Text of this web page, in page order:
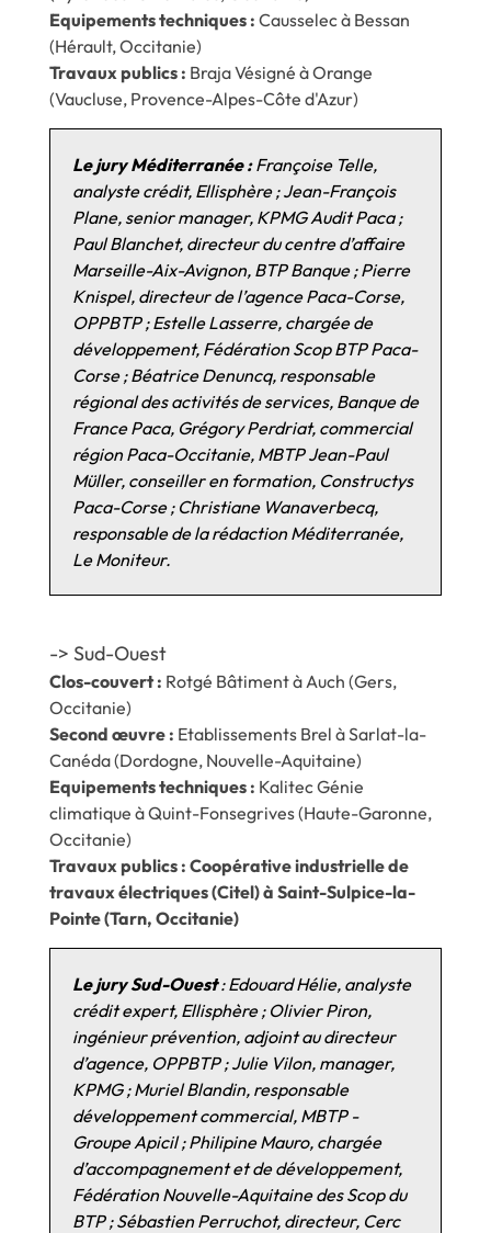
Equipements techniques : Causselec à Bessan
(Hérault, Occitanie)
Travaux publics : Braja Vésigné à Orange
(Vaucluse, Provence-Alpes-Côte d'Azur)
Le jury Méditerranée :Françoise Telle,
analyste crédit, Ellisphère ; Jean-François
Plane, senior manager, KPMG Audit Paca ;
Paul Blanchet, directeur du centre d’affaire
Marseille-Aix-Avignon, BTP Banque ; Pierre
Knispel, directeur de l’agence Paca-Corse,
OPPBTP ; Estelle Lasserre, chargée de
développement, Fédération Scop BTP Paca-
Corse ; Béatrice Denuncq, responsable
régional des activités de services, Banque de
France Paca, Grégory Perdriat, commercial
région Paca-Occitanie, MBTP Jean-Paul
Müller, conseiller en formation, Constructys
Paca-Corse ; Christiane Wanaverbecq,
responsable de la rédaction Méditerranée,
Le Moniteur.
-> Sud-Ouest
Clos-couvert : Rotgé Bâtiment à Auch (Gers,
Occitanie)
Second œuvre : Etablissements Brel à Sarlat-la-
Canéda (Dordogne, Nouvelle-Aquitaine)
Equipements techniques : Kalitec Génie
climatique à Quint-Fonsegrives (Haute-Garonne,
Occitanie)
Travaux publics : Coopérative industrielle de
travaux électriques (Citel) à Saint-Sulpice-la-
Pointe (Tarn, Occitanie)
Le jury Sud-Ouest: Edouard Hélie, analyste
crédit expert, Ellisphère ; Olivier Piron,
ingénieur prévention, adjoint au directeur
d’agence, OPPBTP ; Julie Vilon, manager,
KPMG ; Muriel Blandin, responsable
développement commercial, MBTP -
Groupe Apicil ; Philipine Mauro, chargée
d’accompagnement et de développement,
Fédération Nouvelle-Aquitaine des Scop du
BTP ; Sébastien Perruchot, directeur, Cerc